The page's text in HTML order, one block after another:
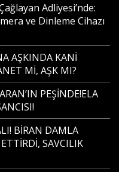
Adliyesi’nde:
ve Dinleme Cihazı
AŞKINDA KANİ
Mİ, AŞK MI?
PEŞİNDE!ELA
BİRAN DAMLA
SAVCILIK